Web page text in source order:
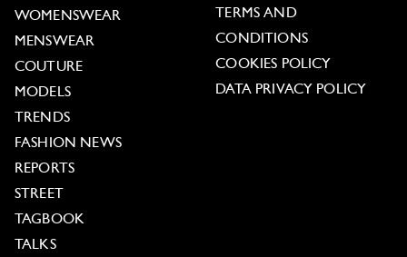
WOMENSWEAR
MENSWEAR
COUTURE
MODELS
TRENDS
FASHION NEWS
REPORTS
STREET
TAGBOOK
TALKS
TERMS AND
CONDITIONS
COOKIES POLICY
DATA PRIVACY POLICY